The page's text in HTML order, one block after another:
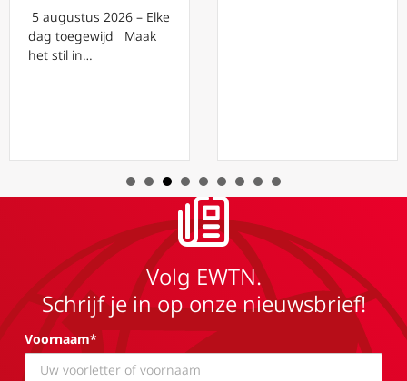
5 augustus 2026 – Elke
dag toegewijd Maak
het stil in…
Volg EWTN.
Schrijf je in op onze nieuwsbrief!
Voornaam*